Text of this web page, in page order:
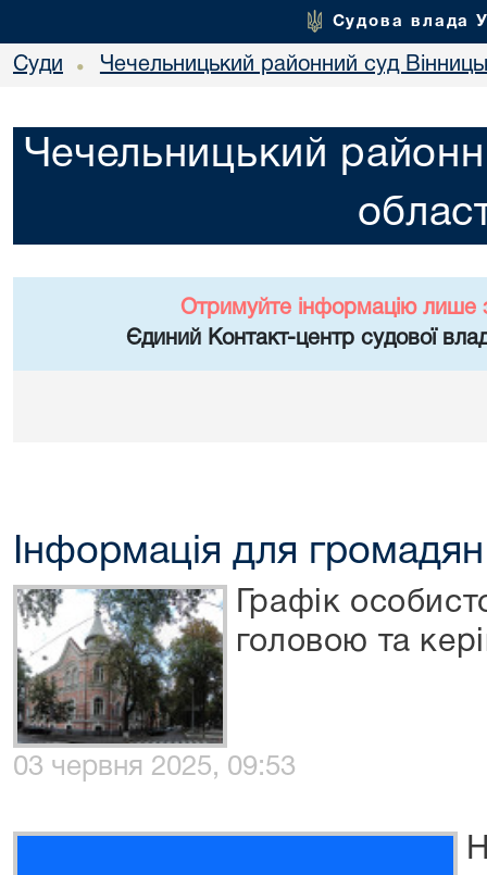
Судова влада
Суди • Чечельницький районний суд
Чечельницький
Отримуйте інформацію лише
Єдиний Контакт-центр судової
Інформація для громадян
Графік
головою та
03 червня 2025, 09:53